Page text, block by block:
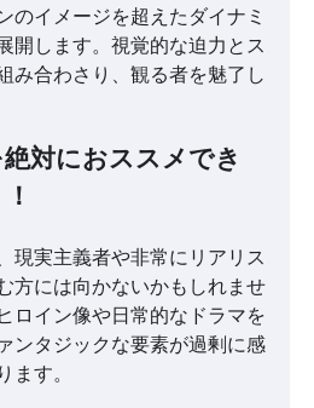
のイメージを超えたダイナミ
開します。視覚的な迫力とス
み合わさり、観る者を魅了し
対におススメでき
現実主義者や非常にリアリス
方には向かないかもしれませ
ロイン像や日常的なドラマを
ンタジックな要素が過剰に感
ます。